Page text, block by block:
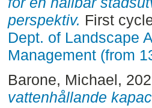
perspektiv. First
Dept. of Landscape
Management (from
Barone, Michael,
vattenhållande